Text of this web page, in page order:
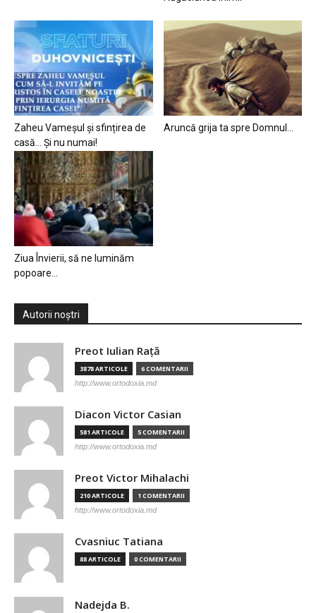
Zaheu Vameșul și sfințirea de
casă… Și nu numai!
Aruncă grija ta spre Domnul…
Ziua Învierii, să ne luminăm
popoare…
Autorii noștri
Preot Iulian Raţă
3878 ARTICOLE 6 COMENTARII
http://www.ortodoxia.md
Diacon Victor Casian
581 ARTICOLE 5 COMENTARII
http://www.ortodoxia.md
Preot Victor Mihalachi
210 ARTICOLE 1 COMENTARII
http://www.ortodoxia.md
Cvasniuc Tatiana
88 ARTICOLE 0 COMENTARII
Nadejda B.